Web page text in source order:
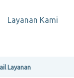
Layanan Kami
Layanan